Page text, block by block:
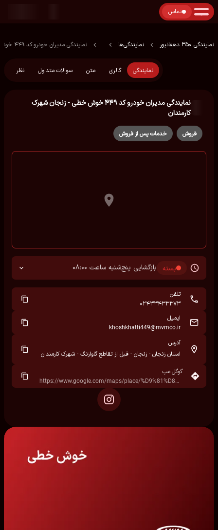
تماس
نمایندگی 350 دهقانپور نمایندگی‌ها نمایندگی مدیران خودرو کد ۴۴۹ خوش خطی - زنجان شهرک کارمندان
نمایندگی گالری متن سوالات متداول نظر
نمایندگی مدیران خودرو کد ۴۴۹ خوش خطی - زنجان شهرک
کارمندان
فروش خدمات پس از فروش
بسته بازگشایی پنج‌شنبه ساعت 08:00
تلفن
02433433373
ایمیل
khoshkhatti449@mvmco.ir
آدرس
استان زنجان - زنجان - قبل از تقاطع گاوازنگ - شهرک کارمندان
گوگل مپ
https://www.google.com/maps/place/%D9%81%D8%A7%D8%B2+%DB%B1%D8%8C+%D8%B2%D9%86%D8%AC%D8%A7%D9%86%D8%8C+%D8%A7%D8%B3%D8%AA%D8%A7%D9%86+%D8%B2%D9%86%D8%AC%D8%A7%D9%86%D8%8C+%D8%A7%DB%8C%D8%B1%D8%A7%D9%86%E2%80%AD/@36.6911258,48.5055077,17z/data=!3m1!4b1!4m6!3m5!1s0x3ff61a762539ab37:0x148e18e8700b3e0d!8m2!3d36.6911744!4d48.5067035!16s%2Fg%2F1vkxkrh2?hl=fa